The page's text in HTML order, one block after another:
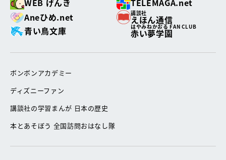
WEB げんき
TELEMAGA.net
Aneひめ.net
講談社
えほん通信
青い鳥文庫
はやみねかおる FAN CLUB
赤い夢学園
ボンボンアカデミー
ディズニーファン
講談社の学習まんが 日本の歴史
本とあそぼう 全国訪問おはなし隊